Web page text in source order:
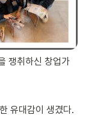
쟁취하신 창업가
유대감이 생겼다.